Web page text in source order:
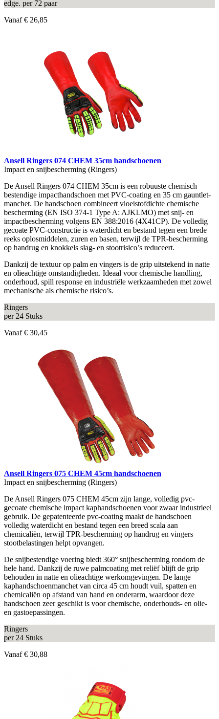
edge. per 72 paar
Vanaf € 26,85
Ansell Ringers 074 CHEM 35cm handschoenen
Impact en snijbescherming (Ringers)
De Ansell Ringers 074 CHEM 35cm is een robuuste chemisch
bestendige impacthandschoen met PVC-coating en 35 cm gauntlet-
manchet. De handschoen combineert vloeistofdichte chemische
bescherming (EN ISO 374-1 Type A: AJKLMO) met snij- en
impactbescherming volgens EN 388:2016 (4X41CP). De volledig
gecoate PVC-constructie is waterdicht en bestand tegen een brede
reeks oplosmiddelen, zuren en basen, terwijl de TPR-bescherming
op handrug en knokkels slag- en stootrisico’s reduceert.
Dankzij de textuur op palm en vingers is de grip uitstekend in natte
en olieachtige omstandigheden. Ideaal voor chemische handling,
onderhoud, spill response en industriële werkzaamheden met zowel
mechanische als chemische risico’s.
Ringers
per 24 Stuks
Vanaf € 30,45
Ansell Ringers 075 CHEM 45cm handschoenen
Impact en snijbescherming (Ringers)
De Ansell Ringers 075 CHEM 45cm zijn lange, volledig pvc-
gecoate chemische impact kaphandschoenen voor zwaar industrieel
gebruik. De gepatenteerde pvc-coating maakt de handschoen
volledig waterdicht en bestand tegen een breed scala aan
chemicaliën, terwijl TPR-bescherming op handrug en vingers
stootbelastingen helpt opvangen.
De snijbestendige voering biedt 360° snijbescherming rondom de
hele hand. Dankzij de ruwe palmcoating met reliëf blijft de grip
behouden in natte en olieachtige werkomgevingen. De lange
kaphandschoenmanchet van circa 45 cm houdt vuil, spatten en
chemicaliën op afstand van hand en onderarm, waardoor deze
handschoen zeer geschikt is voor chemische, onderhouds- en olie-
en gastoepassingen.
Ringers
per 24 Stuks
Vanaf € 30,88